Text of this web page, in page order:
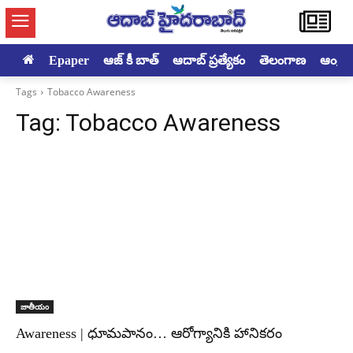
Epaper ఆజ్ కీ బాత్ ఆదాబ్ ప్రత్యేకం తెలంగాణ
Tags Tobacco Awareness
Tag: Tobacco Awareness
జాతీయం
Awareness | ధూమపానం… ఆరోగ్యానికి హానికరం